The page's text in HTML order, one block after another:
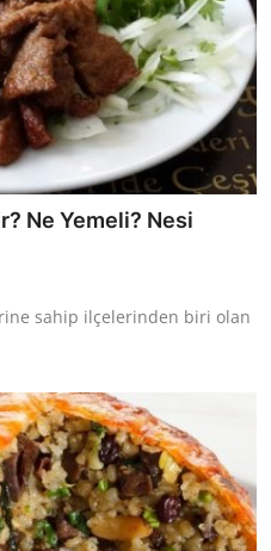
Ne Yemeli? Nesi
sahip ilçelerinden biri olan